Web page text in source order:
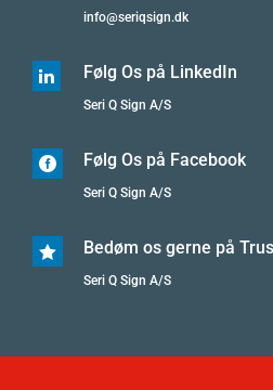
info@seriqsign.dk
 Følg Os på LinkedIn
Seri Q Sign A/S
 Følg Os på Facebook
Seri Q Sign A/S
 Bedøm os gerne på
Seri Q Sign A/S